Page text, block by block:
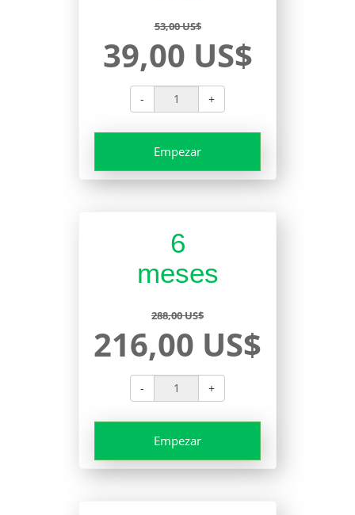
53,00 US$
39,00 US$
- +
Empezar
6
meses
288,00 US$
216,00 US$
- +
Empezar